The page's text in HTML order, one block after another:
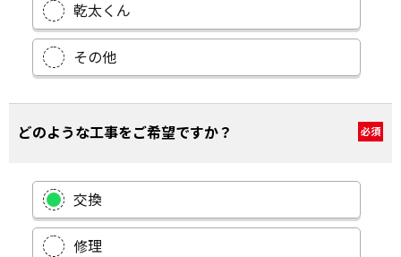
乾太くん
その他
どのような工事をご希望ですか？ 必須
交換
修理